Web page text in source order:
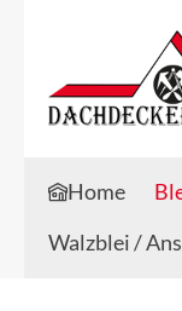
Zum Hauptinhalt
Zur Suche
Home
Walzblei /